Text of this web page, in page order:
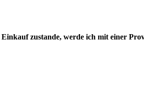
zustande, werde ich mit einer